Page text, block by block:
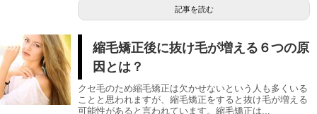
記事を読む
縮毛矯正後に抜け毛が増える６つの原
因とは？
クセ毛のため縮毛矯正は欠かせないという人も多くいる
ことと思われますが、縮毛矯正をすると抜け毛が増える
可能性があると言われています。縮毛矯正は...